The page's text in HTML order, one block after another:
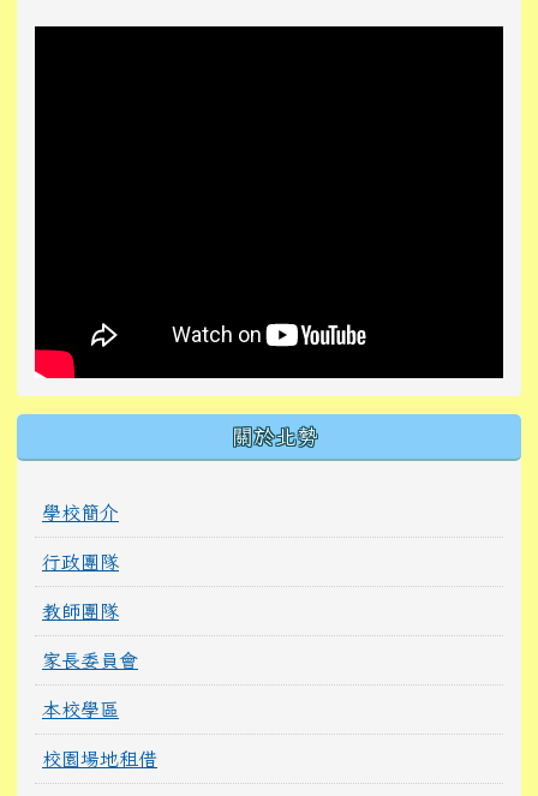
關於北勢
學校簡介
行政團隊
教師團隊
家長委員會
本校學區
校園場地租借